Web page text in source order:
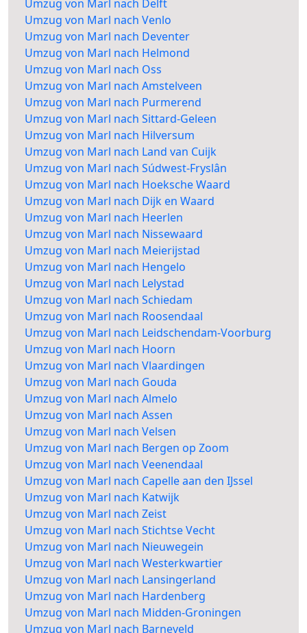
Umzug von Marl nach Delft
Umzug von Marl nach Venlo
Umzug von Marl nach Deventer
Umzug von Marl nach Helmond
Umzug von Marl nach Oss
Umzug von Marl nach Amstelveen
Umzug von Marl nach Purmerend
Umzug von Marl nach Sittard-Geleen
Umzug von Marl nach Hilversum
Umzug von Marl nach Land van Cuijk
Umzug von Marl nach Súdwest-Fryslân
Umzug von Marl nach Hoeksche Waard
Umzug von Marl nach Dijk en Waard
Umzug von Marl nach Heerlen
Umzug von Marl nach Nissewaard
Umzug von Marl nach Meierijstad
Umzug von Marl nach Hengelo
Umzug von Marl nach Lelystad
Umzug von Marl nach Schiedam
Umzug von Marl nach Roosendaal
Umzug von Marl nach Leidschendam-Voorburg
Umzug von Marl nach Hoorn
Umzug von Marl nach Vlaardingen
Umzug von Marl nach Gouda
Umzug von Marl nach Almelo
Umzug von Marl nach Assen
Umzug von Marl nach Velsen
Umzug von Marl nach Bergen op Zoom
Umzug von Marl nach Veenendaal
Umzug von Marl nach Capelle aan den IJssel
Umzug von Marl nach Katwijk
Umzug von Marl nach Zeist
Umzug von Marl nach Stichtse Vecht
Umzug von Marl nach Nieuwegein
Umzug von Marl nach Westerkwartier
Umzug von Marl nach Lansingerland
Umzug von Marl nach Hardenberg
Umzug von Marl nach Midden-Groningen
Umzug von Marl nach Barneveld